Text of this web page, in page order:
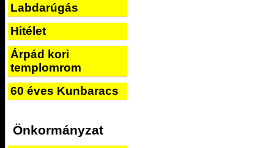
Labdarúgás
Hitélet
Árpád kori
templomrom
60 éves Kunbaracs
Önkormányzat